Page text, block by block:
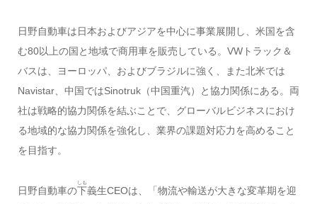
日野自動車は日本およびアジアを中心に事業展開し、米国を含
む80以上の国と地域で商用車を販売している。VWトラック＆
バスは、ヨーロッパ、およびブラジルに強く、また北米では
Navistar、中国ではSinotruk（中国重汽）と協力関係にある。両
社は戦略的協力関係を結ぶことで、グローバルビジネスにおけ
る地域的な協力関係を強化し、業界の課題対応力を高めること
を目指す。
日野自動車の下
しも
義生CEOは、「物流や輸送が大きな変革期を迎